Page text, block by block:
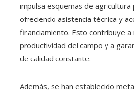
impulsa esquemas de
ofreciendo asistencia técnica y
financiamiento. Esto contribuye a
productividad del campo y a
de calidad constante.
Además, se han establecido